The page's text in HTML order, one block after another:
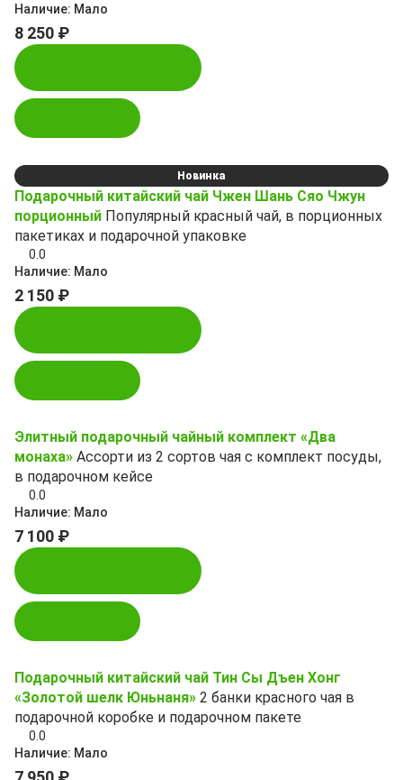
Наличие: Мало
8 250 ₽
Новинка
Подарочный китайский чай Чжен Шань Сяо Чжун
порционный Популярный красный чай, в порционных
пакетиках и подарочной упаковке
0.0
Наличие: Мало
2 150 ₽
Элитный подарочный чайный комплект «Два
монаха» Ассорти из 2 сортов чая с комплект посуды,
в подарочном кейсе
0.0
Наличие: Мало
7 100 ₽
Подарочный китайский чай Тин Сы Дъен Хонг
«Золотой шелк Юньнаня» 2 банки красного чая в
подарочной коробке и подарочном пакете
0.0
Наличие: Мало